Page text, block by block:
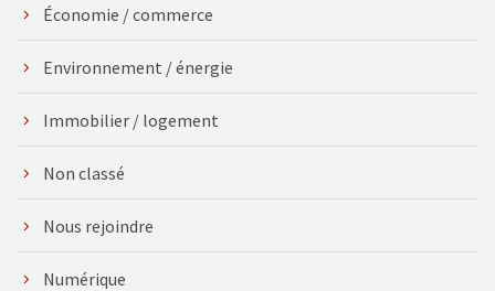
Économie / commerce
Environnement / énergie
Immobilier / logement
Non classé
Nous rejoindre
Numérique